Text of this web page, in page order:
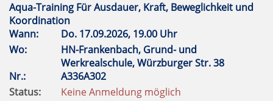
Aqua-Training Für Ausdauer, Kraft, Beweglichkeit und
Koordination
Wann:
Do. 17.09.2026, 19.00 Uhr
Wo:
HN-Frankenbach, Grund- und
Werkrealschule, Würzburger Str. 38
Nr.:
A336A302
Status:
Keine Anmeldung möglich